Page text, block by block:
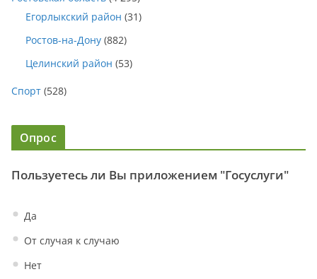
Егорлыкский район (31)
Ростов-на-Дону (882)
Целинский район (53)
Спорт (528)
Опрос
Пользуетесь ли Вы приложением "Госуслуги"
Да
От случая к случаю
Нет